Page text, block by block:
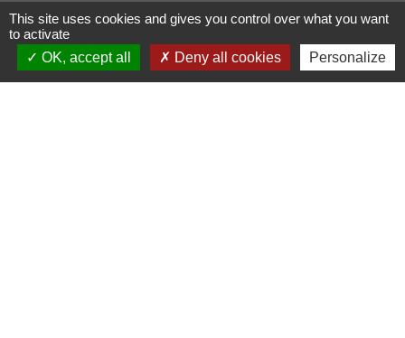
Liens
This site uses cookies and gives you control over what you want
to activate
OK, accept all
Deny all cookies Personalize